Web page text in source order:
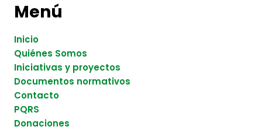
Menú
Inicio
Quiénes Somos
Iniciativas y proyectos
Documentos normativos
Contacto
PQRS
Donaciones